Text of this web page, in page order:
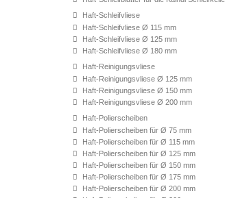
Haft-Schleifvliese
Haft-Schleifvliese Ø 115 mm
Haft-Schleifvliese Ø 125 mm
Haft-Schleifvliese Ø 180 mm
Haft-Reinigungsvliese
Haft-Reinigungsvliese Ø 125 mm
Haft-Reinigungsvliese Ø 150 mm
Haft-Reinigungsvliese Ø 200 mm
Haft-Polierscheiben
Haft-Polierscheiben für Ø 75 mm
Haft-Polierscheiben für Ø 115 mm
Haft-Polierscheiben für Ø 125 mm
Haft-Polierscheiben für Ø 150 mm
Haft-Polierscheiben für Ø 175 mm
Haft-Polierscheiben für Ø 200 mm